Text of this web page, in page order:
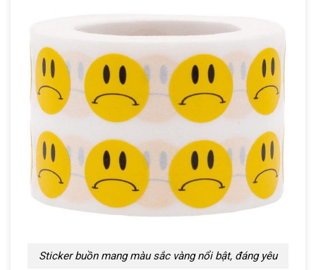
Sticker buồn mang màu sắc vàng nổi bật, đáng yêu